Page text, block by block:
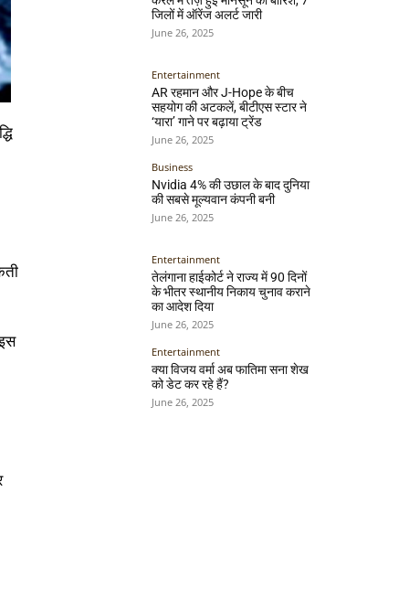
जिलों में ऑरेंज अलर्ट जारी
June 26, 2025
Entertainment
AR रहमान और J-Hope के बीच
सहयोग की अटकलें, बीटीएस स्टार ने
‘यारा’ गाने पर बढ़ाया ट्रेंड
June 26, 2025
Business
Nvidia 4% की उछाल के बाद दुनिया
की सबसे मूल्यवान कंपनी बनी
June 26, 2025
Entertainment
तेलंगाना हाईकोर्ट ने राज्य में 90 दिनों
के भीतर स्थानीय निकाय चुनाव कराने
का आदेश दिया
June 26, 2025
Entertainment
क्या विजय वर्मा अब फातिमा सना शेख
को डेट कर रहे हैं?
June 26, 2025